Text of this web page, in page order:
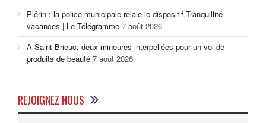
Plérin : la police municipale relaie le dispositif Tranquillité
vacances | Le Télégramme 7 août 2026
À Saint-Brieuc, deux mineures interpellées pour un vol de
produits de beauté 7 août 2026
REJOIGNEZ NOUS